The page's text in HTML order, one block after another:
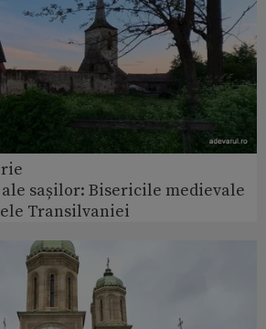
sașilor: Bisericile medievale
Transilvaniei